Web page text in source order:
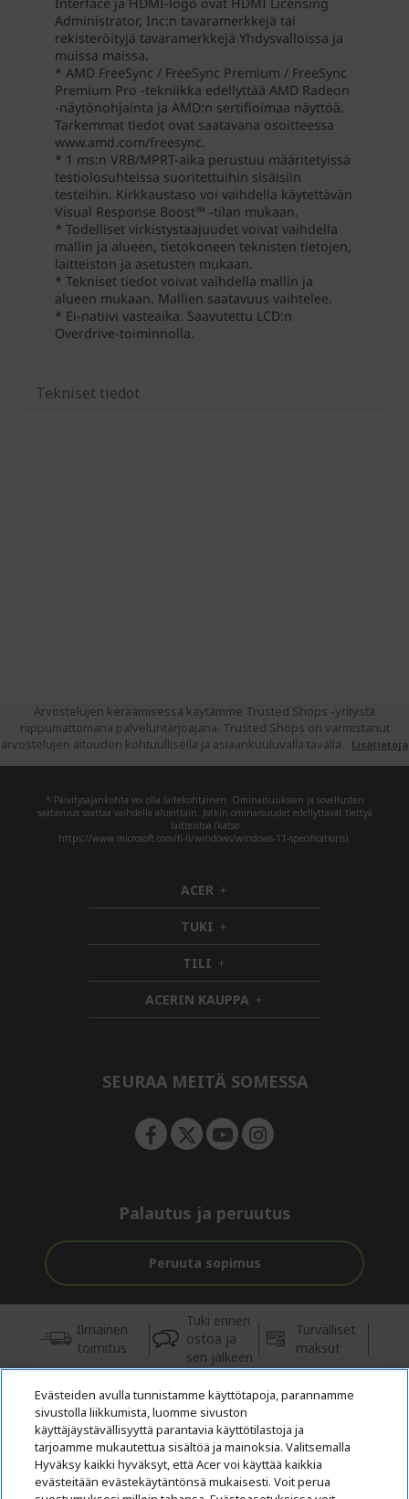
Tekniset tiedot
Arvostelujen keräämisessä käytämme Trusted Shops -yritystä
riippumattomana palveluntarjoajana. Trusted Shops on varmistanut
arvostelujen aitouden kohtuullisella ja asiaankuuluvalla tavalla.
Lisätietoja
* Päivitysajankohta voi olla laitekohtainen. Ominaisuuksien ja sovellusten
saatavuus saattaa vaihdella alueittain. Jotkin ominaisuudet edellyttävät tiettyä
laitteistoa (katso
https://www.microsoft.com/fi-fi/windows/windows-11-specifications).
ACER h
i
d
d
e
n
TUKI h
i
d
d
e
n
TILI h
i
d
d
ACERIN KAUPPA h
i
e
SEURAA MEITÄ SOMESSA
Palautus ja peruutus
Peruuta sopimus
Ilmainen
toimitus
Tuki ennen
ostoa ja
sen jälkeen
Turvalliset
maksut
© 2026 Acer Inc.
Tästä kaupasta ostettavien tuotteiden ja palvelujen valtuutettu
jälleenmyyjä on CPYou BV.
Evästeiden avulla tunnistamme käyttötapoja, parannamme
sivustolla liikkumista, luomme sivuston
käyttäjäystävällisyyttä parantavia käyttötilastoja ja
tarjoamme mukautettua sisältöä ja mainoksia. Valitsemalla
Hyväksy kaikki hyväksyt, että Acer voi käyttää kaikkia
evästeitään evästekäytäntönsä mukaisesti. Voit perua